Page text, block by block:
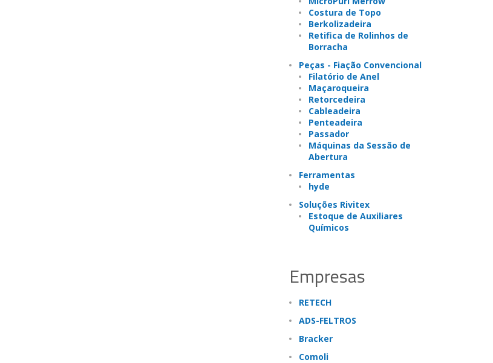
Costura de Topo
Berkolizadeira
Retifica de Rolinhos de
Borracha
Peças - Fiação Convencional
Filatório de Anel
Maçaroqueira
Retorcedeira
Cableadeira
Penteadeira
Passador
Máquinas da Sessão de
Abertura
Ferramentas
hyde
Soluções Rivitex
Estoque de Auxiliares
Químicos
Empresas
RETECH
ADS-FELTROS
Bracker
Comoli